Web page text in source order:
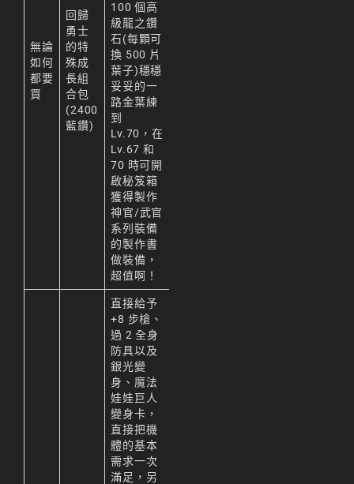
無論
如何
都要
買
回歸
勇士
的特
殊成
長組
合包
(2400
藍鑽)
100 個高
級龍之鑽
石(每顆可
換 500 片
葉子)穩穩
妥妥的一
路金葉練
到
Lv.70，在
Lv.67 和
70 時可開
啟秘笈箱
獲得製作
神官/武官
系列裝備
的製作書
做裝備，
超值啊！
直接給予
+8 步槍、
過 2 全身
防具以及
銀光變
身、魔法
娃娃巨人
變身卡，
直接把機
體的基本
需求一次
滿足，另